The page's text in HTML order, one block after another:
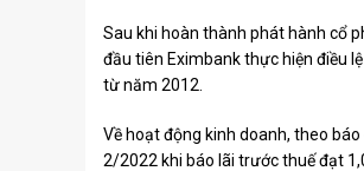
Sau khi hoàn thành phát hành cổ
đầu tiên Eximbank thực hiện điều
từ năm 2012.
Về hoạt động kinh doanh, theo
2/2022 khi báo lãi trước thuế đạt